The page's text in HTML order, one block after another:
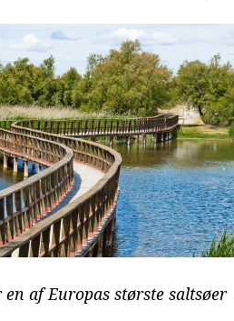
af Europas største saltsøer